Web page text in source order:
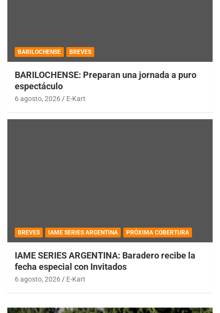
BARILOCHENSE BREVES
BARILOCHENSE: Preparan una jornada a puro
espectáculo
6 agosto, 2026 E-Kart
BREVES IAME SERIES ARGENTINA PRÓXIMA COBERTURA
IAME SERIES ARGENTINA: Baradero recibe la
fecha especial con Invitados
6 agosto, 2026 E-Kart